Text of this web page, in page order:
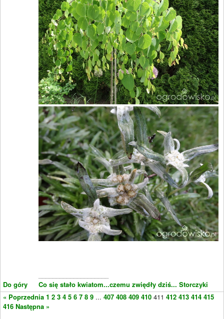
Do góry
Co się stało kwiatom...czemu zwiędły dziś... Storczyki
« Poprzednia 1 2 3 4 5 6 7 8 9 ... 407 408 409 410 411 412 413 414 415
416 Następna »